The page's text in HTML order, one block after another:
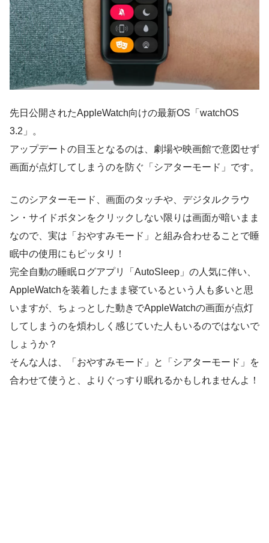
先日公開されたAppleWatch向けの最新OS「watchOS
3.2」。
アップデートの目玉となるのは、 劇場や映画館で意図せず
画面が点灯してしまうのを防ぐ「シアターモード」 です。
このシアターモード、画面のタッチや、デジタルクラウ
ン・サイドボタンをクリックしない限りは画面が暗いまま
なので、実は「おやすみモード」と組み合わせることで睡
眠中の使用にもピッタリ！
完全自動の睡眠ログアプリ「AutoSleep」の人気に伴い、
AppleWatchを装着したまま寝ているという人も多いと思
いますが、ちょっとした動きでAppleWatchの画面が点灯
してしまうのを煩わしく感じていた人もいるのではないで
しょうか？
そんな人は、「おやすみモード」と「シアターモード」を
合わせて使うと、よりぐっすり眠れるかもしれませんよ！